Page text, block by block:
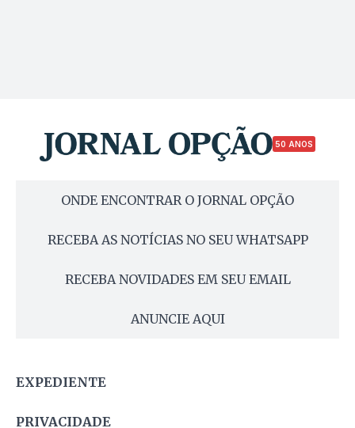
50 ANOS
ONDE ENCONTRAR O JORNAL OPÇÃO
RECEBA AS NOTÍCIAS NO SEU WHATSAPP
RECEBA NOVIDADES EM SEU EMAIL
ANUNCIE AQUI
EXPEDIENTE
PRIVACIDADE